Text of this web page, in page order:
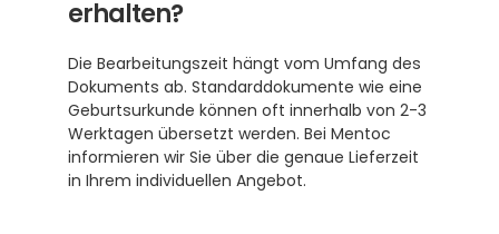
erhalten?
Die Bearbeitungszeit hängt vom Umfang des
Dokuments ab. Standarddokumente wie eine
Geburtsurkunde können oft innerhalb von 2-3
Werktagen übersetzt werden. Bei Mentoc
informieren wir Sie über die genaue Lieferzeit
in Ihrem individuellen Angebot.